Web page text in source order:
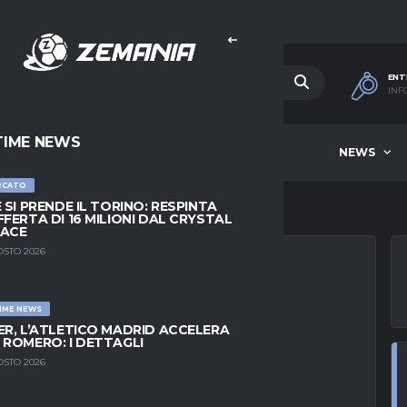
NEWS
NEWS
SI PRENDE IL TORINO: RESPINTA
DI 16 MILIONI DAL CRYSTAL
2026
NEWS
L’ATLETICO MADRID ACCELERA
ROMERO: I DETTAGLI
2026
SU SAMU
80 MILIONI